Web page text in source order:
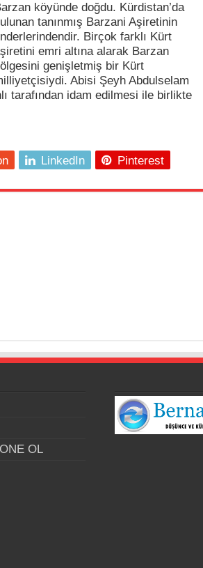
köyünde doğdu. Kürdistan’da
tanınmış Barzani Aşiretinin
Birçok farklı Kürt
emri altına alarak Barzan
genişletmiş bir Kürt
Abisi Şeyh Abdulselam
tarafından idam edilmesi ile birlikte
LinkedIn Pinterest
OL